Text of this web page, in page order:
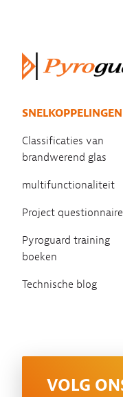
SNELKOPPELINGEN
Classificaties van
brandwerend glas
multifunctionaliteit
Project questionnaire
Pyroguard training
boeken
Technische blog
VOLG